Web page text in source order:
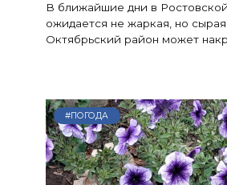
В ближайшие дни в
ожидается не жаркая, но сырая
Октябрьский район может
#ПОГОДА